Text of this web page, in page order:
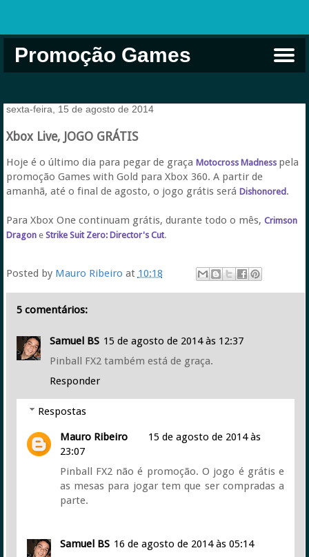
Promoção Games
sexta-feira, 15 de agosto de 2014
Xbox Live, JOGO GRÁTIS
Hoje é o último dia para pegar de graça Motocross Madness pela
promoção Games with Gold para Xbox 360. A partir de
amanhã, até o final de agosto, o jogo grátis será Dishonored.
Para Xbox One continuam grátis, durante todo o mês, Crimson
Dragon e Strike Suit Zero: Director's Cut.
Posted by Mauro Ribeiro at 10:18
5 comentários:
Samuel BS 15 de agosto de 2014 às 12:37
Pinball FX2 também está de graça.
Responder
Respostas
Mauro Ribeiro
15 de agosto de 2014 às
23:07
Pinball FX2 não é promoção. O jogo é grátis e
as mesas para jogar tem que ser compradas a
parte.
Samuel BS 16 de agosto de 2014 às 05:14